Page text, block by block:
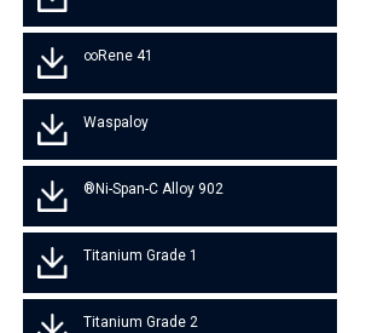
Rene 41∞
Waspaloy
Ni-Span-C Alloy 902®
Titanium Grade 1
Titanium Grade 2